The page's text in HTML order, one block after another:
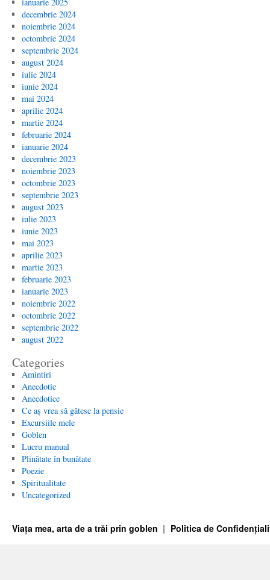
decembrie 2024
noiembrie 2024
octombrie 2024
septembrie 2024
august 2024
iulie 2024
iunie 2024
mai 2024
aprilie 2024
martie 2024
februarie 2024
ianuarie 2024
decembrie 2023
noiembrie 2023
octombrie 2023
septembrie 2023
august 2023
iulie 2023
iunie 2023
mai 2023
aprilie 2023
martie 2023
februarie 2023
ianuarie 2023
noiembrie 2022
octombrie 2022
septembrie 2022
august 2022
Categories
Amintiri
Anecdotic
Anecdotice
Ce aș vrea să gătesc la pensie
Excursiile mele
Goblen
Lucru manual
Plinătate în bunătate
Poezie
Spiritualitate
Uncategorized
Viața mea, arta de a trăi prin goblen Politica de